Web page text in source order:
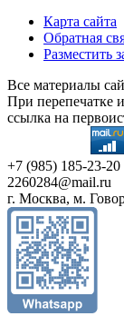
Карта сайта
Обратная
Разместить
Все материалы
При перепечатке
ссылка на
+7 (985) 185-23-20
2260284@mail.ru
г. Москва, м.